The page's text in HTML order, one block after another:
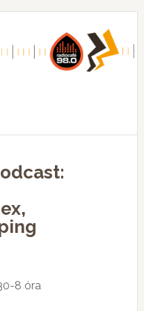
8 óra